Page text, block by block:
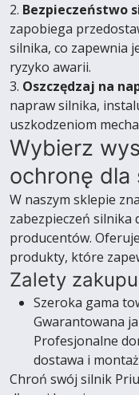
2. Bezpieczeństwo
zapobiega
silnika, co zapewnia
ryzyko awarii.
3. Oszczędzaj na
napraw silnika,
uszkodzeniom
Wybierz
ochronę dla
W naszym sklepie
zabezpieczeń silnika
producentów.
produkty, które
Zalety
Szeroka gama
Gwarantowana
Profesjonalne
dostawa i montaż
Chroń swój silnik